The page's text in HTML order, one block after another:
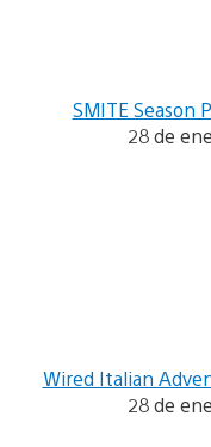
SMITE Season
28 de
Wired Italian
28 de